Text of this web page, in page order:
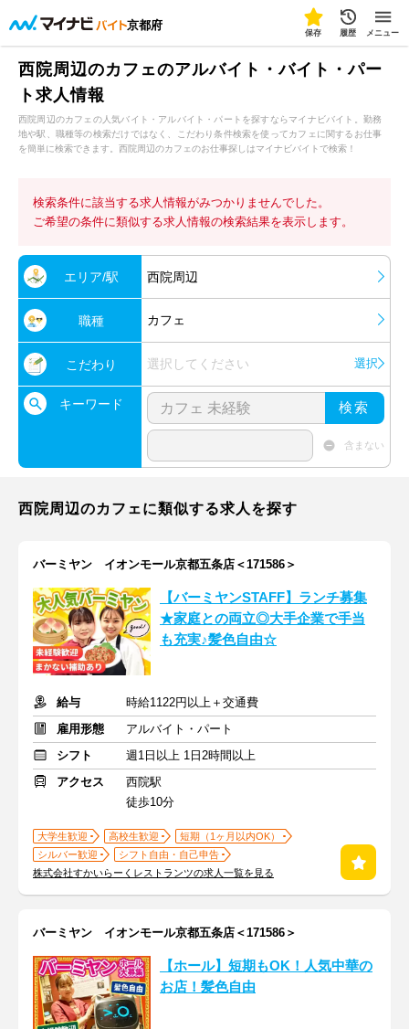
京都府
保存 履歴 メニュー
西院周辺のカフェのアルバイト・バイト・パー
ト求人情報
西院周辺のカフェの人気バイト・アルバイト・パートを探すならマイナビバイト。勤務
地や駅、職種等の検索だけではなく、こだわり条件検索を使ってカフェに関するお仕事
を簡単に検索できます。西院周辺のカフェのお仕事探しはマイナビバイトで検索！
検索条件に該当する求人情報がみつかりませんでした。
ご希望の条件に類似する求人情報の検索結果を表示します。
エリア/駅 西院周辺
職種 カフェ
こだわり 選択してください 選択
キーワード 検索
含まない
西院周辺のカフェに類似する求人を探す
バーミヤン イオンモール京都五条店＜171586＞
【バーミヤンSTAFF】ランチ募集
★家庭との両立◎大手企業で手当
も充実♪髪色自由☆
給与
時給1122円以上＋交通費
雇用形態
アルバイト・パート
シフト
週1日以上 1日2時間以上
アクセス
西院駅
徒歩10分
大学生歓迎 高校生歓迎
短期（1ヶ月以内OK）
シルバー歓迎
シフト自由・自己申告
株式会社すかいらーくレストランツの求人一覧を見る
バーミヤン イオンモール京都五条店＜171586＞
【ホール】短期もOK！人気中華の
お店！髪色自由